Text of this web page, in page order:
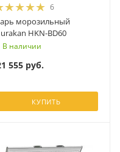
6
морозильный
HKN-BD60
В наличии
555 руб.
КУПИТЬ